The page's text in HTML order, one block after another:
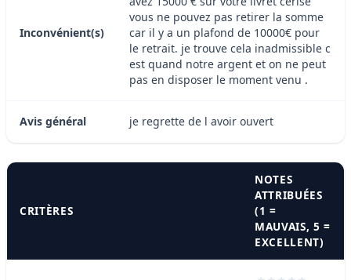
Inconvénient(s)
vous ne pouvez pas retirer la somme
car il y a un plafond de 10000€ pour
le retrait. je trouve cela inadmissible c
est quand notre argent et on ne peut
pas en disposer le moment venu .
Avis général je regrette de l avoir ouvert
CRITÈRES
NOTES
ATTRIBUÉES
(1 =
MAUVAIS, 5 =
EXCELLENT)